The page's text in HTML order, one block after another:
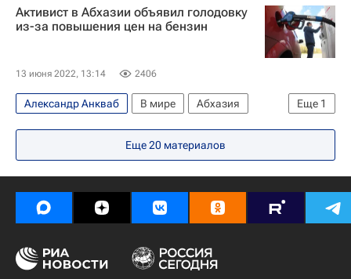
Джилл Байден
Никол Пашинян
Активист в Абхазии объявил голодовку
из-за повышения цен на бензин
13 июня 2022, 13:14 2406
Еще 1
Александр Анкваб В мире
Абхазия
Сухум
Еще20 материалов